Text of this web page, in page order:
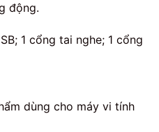
động.
1 cổng tai nghe; 1 cổng
dùng cho máy vi tính